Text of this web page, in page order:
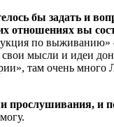
бы задать и
отношениях вы
по выживанию»
мысли и идеи
там очень много
и